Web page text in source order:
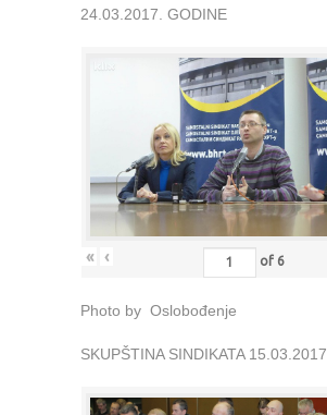
24.03.2017. GODINE
« ‹ of 6
Photo by Oslobođenje
SKUPŠTINA SINDIKATA 15.03.2017.